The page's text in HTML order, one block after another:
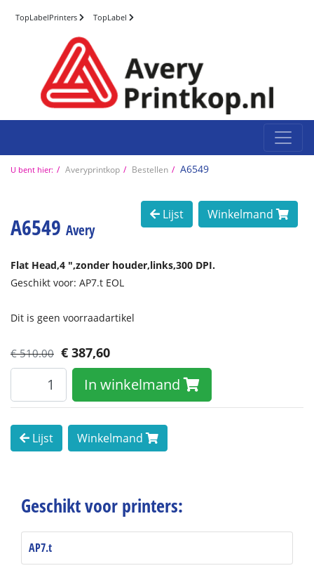
TopLabelPrinters TopLabel
U bent hier: Averyprintkop Bestellen A6549
Lijst Winkelmand
A6549 Avery
Flat Head,4 ",zonder houder,links,300 DPI.
Geschikt voor: AP7.t EOL
Dit is geen voorraadartikel
€ 510.00 € 387,60
In winkelmand
Lijst Winkelmand
Geschikt voor printers:
AP7.t